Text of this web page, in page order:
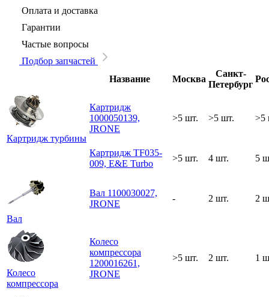
Оплата и доставка
Гарантии
Частые вопросы
Подбор запчастей
Название
Москва
Санкт-
Петербург
Картридж турбины
Картридж
1000050139,
JRONE
>5 шт. >5 шт. >5
Картридж TF035-
009, E&E Turbo
>5 шт. 4 шт. 5
Вал
Вал 1100030027,
JRONE
- 2 шт. 2
Колесо
компрессора
Колесо
компрессора
1200016261,
JRONE
>5 шт. 2 шт. 1